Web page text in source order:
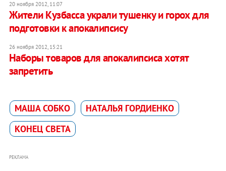
20 ноября 2012, 11:07
Жители Кузбасса украли тушенку и горох для
подготовки к апокалипсису
26 ноября 2012, 15:21
Наборы товаров для апокалипсиса хотят
запретить
МАША СОБКО
НАТАЛЬЯ ГОРДИЕНКО
КОНЕЦ СВЕТА
РЕКЛАМА